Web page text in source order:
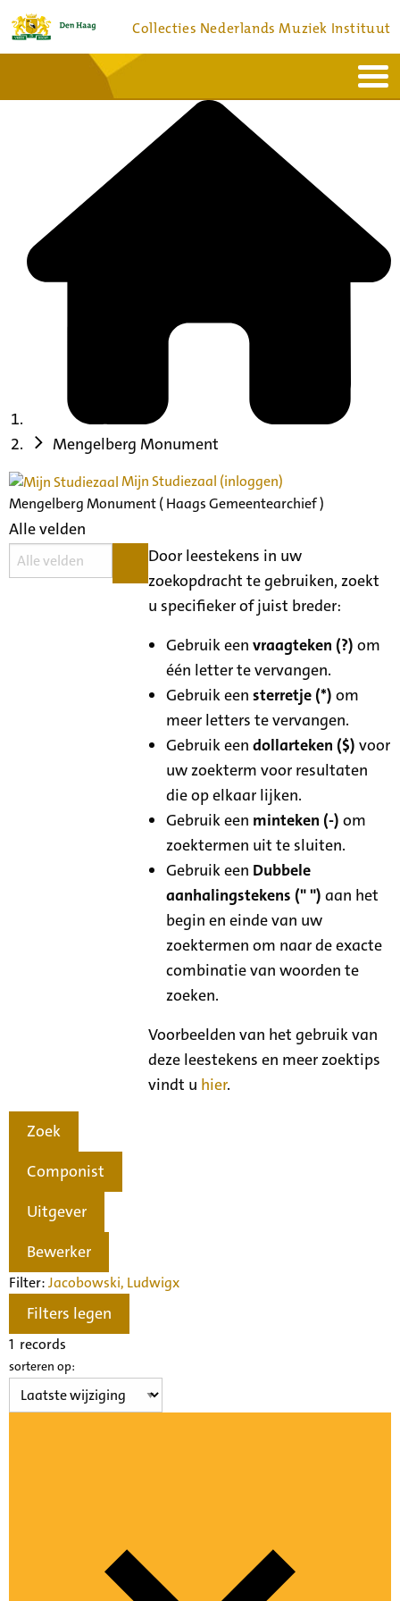
Collecties Nederlands Muziek Instituut
Bronnen en collecties
Mengelberg Monument
Mijn Studiezaal (inloggen)
Mengelberg Monument ( Haags Gemeentearchief )
Alle velden
Door leestekens in uw
zoekopdracht te gebruiken, zoekt
u specifieker of juist breder:
Gebruik eenvraagteken (?) om
één letter te vervangen.
Gebruik eensterretje (*) om
meer letters te vervangen.
Gebruik eendollarteken ($) voor
uw zoekterm voor resultaten
die op elkaar lijken.
Gebruik een minteken (-) om
zoektermen uit te sluiten.
Gebruik een Dubbele
aanhalingstekens (" ") aan het
begin en einde van uw
zoektermen om naar de exacte
combinatie van woorden te
zoeken.
Voorbeelden van het gebruik van
deze leestekens en meer zoektips
vindt u hier.
Zoek
Componist
Uitgever
Bewerker
Filter:Jacobowski, Ludwigx
Filters legen
1 records
sorteren op: